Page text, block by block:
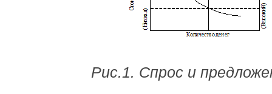
Рис.1. Спрос и